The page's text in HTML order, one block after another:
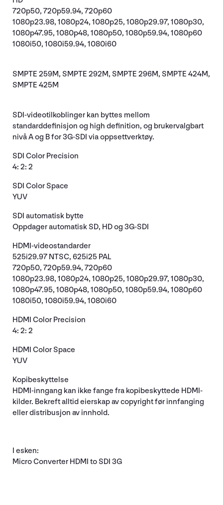
720p50, 720p59.94, 720p60
1080p23.98, 1080p24, 1080p25, 1080p29.97, 1080p30,
1080p47.95, 1080p48, 1080p50, 1080p59.94, 1080p60
1080i50, 1080i59.94, 1080i60
SMPTE 259M, SMPTE 292M, SMPTE 296M, SMPTE 424M,
SMPTE 425M
SDI-videotilkoblinger kan byttes mellom
standarddefinisjon og high definition, og brukervalgbart
nivå A og B for 3G-SDI via oppsettverktøy.
SDI Color Precision
4: 2: 2
SDI Color Space
YUV
SDI automatisk bytte
Oppdager automatisk SD, HD og 3G-SDI
HDMI-videostandarder
525i29.97 NTSC, 625i25 PAL
720p50, 720p59.94, 720p60
1080p23.98, 1080p24, 1080p25, 1080p29.97, 1080p30,
1080p47.95, 1080p48, 1080p50, 1080p59.94, 1080p60
1080i50, 1080i59.94, 1080i60
HDMI Color Precision
4: 2: 2
HDMI Color Space
YUV
Kopibeskyttelse
HDMI-inngang kan ikke fange fra kopibeskyttede HDMI-
kilder. Bekreft alltid eierskap av copyright før innfanging
eller distribusjon av innhold.
I esken:
Micro Converter HDMI to SDI 3G